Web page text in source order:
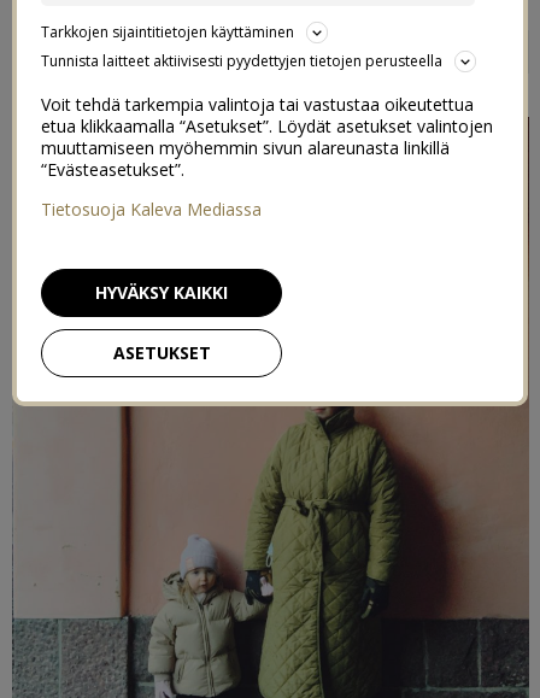
KUKKIA JA TASA-ARVOA
Tarkkojen sijaintitietojen käyttäminen
Tunnista laitteet aktiivisesti pyydettyjen tietojen perusteella
Voit tehdä tarkempia valintoja tai vastustaa oikeutettua
etua klikkaamalla “Asetukset”. Löydät asetukset valintojen
muuttamiseen myöhemmin sivun alareunasta linkillä
“Evästeasetukset”.
Tietosuoja Kaleva Mediassa
ASETUKSET
HYVÄKSY KAIKKI